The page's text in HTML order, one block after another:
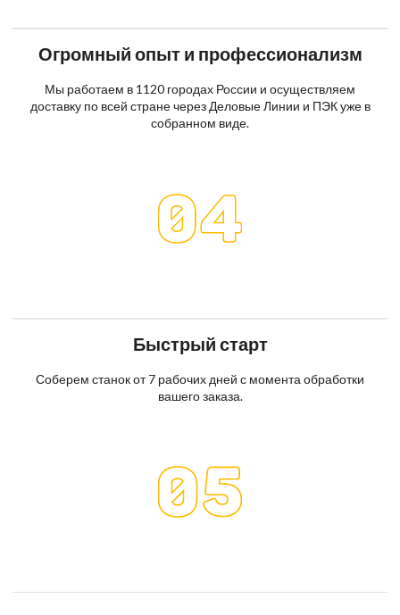
Огромный опыт и профессионализм
Мы работаем в 1120 городах России и осуществляем
доставку по всей стране через Деловые Линии и ПЭК уже в
собранном виде.
Быстрый старт
Соберем станок от 7 рабочих дней с момента обработки
вашего заказа.